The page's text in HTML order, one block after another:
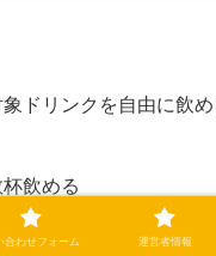
ドリンクを自由に飲め
飲める
合わせフォーム 運営者情報